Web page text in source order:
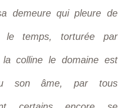
demeure qui pleure de
le temps, torturée par
colline le domaine est
son âme, par tous